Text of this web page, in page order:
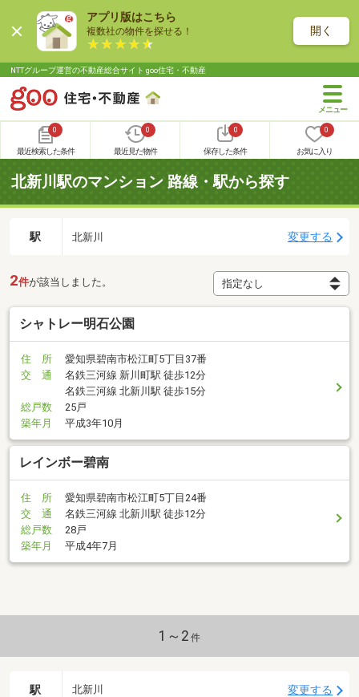
アプリ版はこちら
複数社の物件を探せる！ 開く
NTTグループ運営の不動産総合サイト goo住宅・不動産
0
最近検索した条件
0
最近見た物件
0
保存した条件
0
お気に入り
北新川駅のマンション 路線・駅から探す
駅 北新川 変更する
2件が該当しました。
シャトレー明石公園
住 所
愛知県碧南市松江町5丁目37番
交 通
名鉄三河線 新川町駅 徒歩12分
名鉄三河線 北新川駅 徒歩15分
総戸数
25戸
築年月
平成3年10月
レインボー碧南
住 所
愛知県碧南市松江町5丁目24番
交 通
名鉄三河線 北新川駅 徒歩12分
総戸数
28戸
築年月
平成4年7月
1～2 件
駅 北新川 変更する